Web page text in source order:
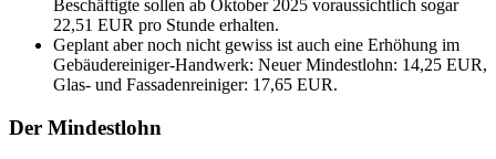
Beschäftigte sollen ab Oktober 2025 voraussichtlich sogar
22,51 EUR pro Stunde erhalten.
Geplant aber noch nicht gewiss ist auch eine Erhöhung im
Gebäudereiniger-Handwerk: Neuer Mindestlohn: 14,25 EUR,
Glas- und Fassadenreiniger: 17,65 EUR.
Der Mindestlohn